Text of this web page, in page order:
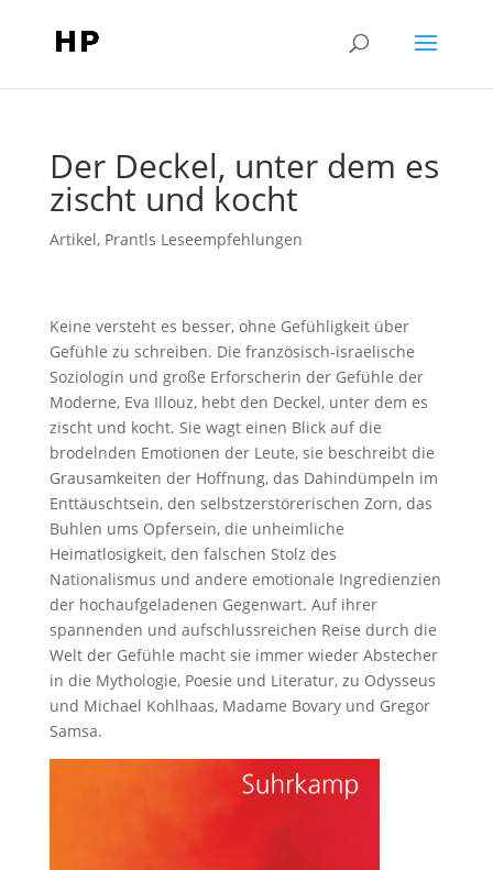
Der Deckel, unter dem es
zischt und kocht
Artikel, Prantls Leseempfehlungen
Keine versteht es besser, ohne Gefühligkeit über
Gefühle zu schreiben. Die französisch-israelische
Soziologin und große Erforscherin der Gefühle der
Moderne, Eva Illouz, hebt den Deckel, unter dem es
zischt und kocht. Sie wagt einen Blick auf die
brodelnden Emotionen der Leute, sie beschreibt die
Grausamkeiten der Hoffnung, das Dahindümpeln im
Enttäuschtsein, den selbstzerstörerischen Zorn, das
Buhlen ums Opfersein, die unheimliche
Heimatlosigkeit, den falschen Stolz des
Nationalismus und andere emotionale Ingredienzien
der hochaufgeladenen Gegenwart. Auf ihrer
spannenden und aufschlussreichen Reise durch die
Welt der Gefühle macht sie immer wieder Abstecher
in die Mythologie, Poesie und Literatur, zu Odysseus
und Michael Kohlhaas, Madame Bovary und Gregor
Samsa.